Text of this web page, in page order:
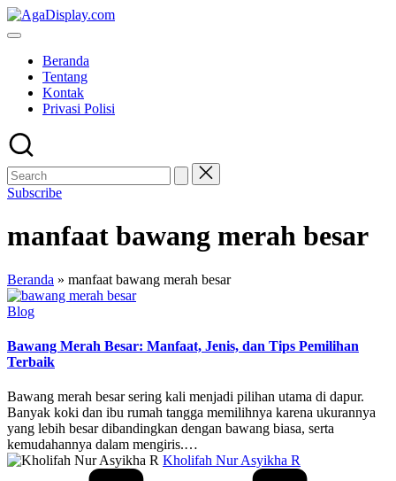
Skip
to
Beranda
Tentang
Kontak
Privasi Polisi
Subscribe
manfaat bawang merah besar
Beranda » manfaat bawang merah besar
Posted
Blog
Bawang Merah Besar: Manfaat, Jenis, dan Tips Pemilihan
Terbaik
Bawang merah besar sering kali menjadi pilihan utama di dapur.
Banyak koki dan ibu rumah tangga memilihnya karena ukurannya
yang lebih besar dibandingkan dengan bawang biasa, serta
kemudahannya dalam mengiris.…
Posted
Kholifah Nur Asyikha R